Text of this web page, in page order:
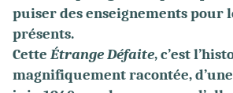
puiser des enseignements pour
présents.
Cette Étrange Défaite, c’est
magnifiquement racontée,